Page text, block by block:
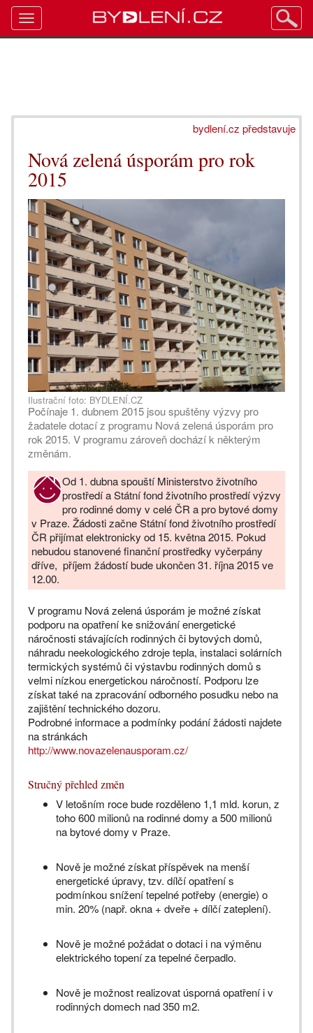
bydlení.cz představuje
Nová zelená úsporám pro rok
2015
Ilustrační foto: BYDLENÍ.CZ
Počínaje 1. dubnem 2015 jsou spuštěny výzvy pro
žadatele dotací z programu Nová zelená úsporám pro
rok 2015. V programu zároveň dochází k některým
změnám.
Od 1. dubna spouští Ministerstvo životního
prostředí a Státní fond životního prostředí výzvy
pro rodinné domy v celé ČR a pro bytové domy
v Praze. Žádosti začne Státní fond životního prostředí
ČR přijímat elektronicky od 15. května 2015. Pokud
nebudou stanovené finanční prostředky vyčerpány
dříve, příjem žádostí bude ukončen 31. října 2015 ve
12.00.
V programu Nová zelená úsporám je možné získat
podporu na opatření ke snižování energetické
náročnosti stávajících rodinných či bytových domů,
náhradu neekologického zdroje tepla, instalaci solárních
termických systémů či výstavbu rodinných domů s
velmi nízkou energetickou náročností. Podporu lze
získat také na zpracování odborného posudku nebo na
zajištění technického dozoru.
Podrobné informace a podmínky podání žádosti najdete
na stránkách
http://www.novazelenausporam.cz/
Stručný přehled změn
V letošním roce bude rozděleno 1,1 mld. korun, z
toho 600 milionů na rodinné domy a 500 milionů
na bytové domy v Praze.
Nově je možné získat příspěvek na menší
energetické úpravy, tzv. dílčí opatření s
podmínkou snížení tepelné potřeby (energie) o
min. 20% (např. okna + dveře + dílčí zateplení).
Nově je možné požádat o dotaci i na výměnu
elektrického topení za tepelné čerpadlo.
Nově je možnost realizovat úsporná opatření i v
rodinných domech nad 350 m2.
Toggle
navigation